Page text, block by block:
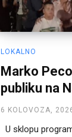
LOKALNO
Marko
publiku na
6 KOLOVOZA,
U sklopu